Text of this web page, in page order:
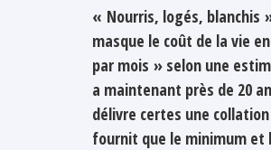
« Nourris, logés, blanchis
masque le coût de la vie
par mois » selon une
a maintenant près de 20
délivre certes une
fournit que le minimum et
téléviseur ou d’un
par mois), ou encore
proches. L’accès au
poignée
par mois pour 20
l’étranger ou les